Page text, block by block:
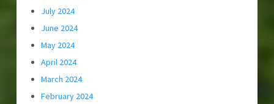
July 2024
June 2024
May 2024
April 2024
March 2024
February 2024